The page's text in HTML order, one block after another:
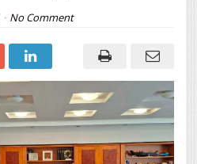
No Comment